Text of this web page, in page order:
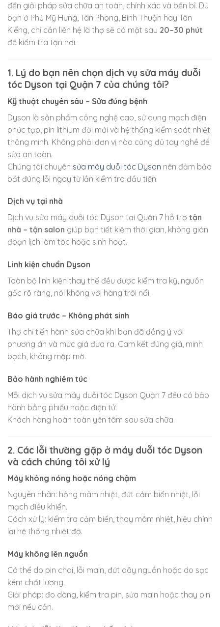
đến giải pháp sửa chữa an toàn, chính xác và bền bỉ. Dù
bạn ở Phú Mỹ Hưng, Tân Phong, Bình Thuận hay Tân
Kiểng, chỉ cần liên hệ là thợ sẽ có mặt sau 20–30 phút
để kiểm tra tận nơi.
1. Lý do bạn nên chọn dịch vụ sửa máy duỗi
tóc Dyson tại Quận 7 của chúng tôi?
Kỹ thuật chuyên sâu – Sửa đúng bệnh
Dyson là sản phẩm công nghệ cao, sử dụng mạch điện
phức tạp, pin lithium đời mới và hệ thống kiểm soát nhiệt
thông minh. Không phải đơn vị nào cũng đủ tay nghề để
sửa an toàn.
Chúng tôi chuyên sửa máy duỗi tóc Dyson nên đảm bảo
bắt đúng lỗi ngay từ lần kiểm tra đầu tiên.
Dịch vụ tại nhà
Dịch vụ sửa máy duỗi tóc Dyson tại Quận 7 hỗ trợ tận
nhà – tận salon giúp bạn tiết kiệm thời gian, không gián
đoạn lịch làm tóc hoặc sinh hoạt.
Linh kiện chuẩn Dyson
Toàn bộ linh kiện thay thế đều được kiểm tra kỹ, nguồn
gốc rõ ràng, nói không với hàng trôi nổi.
Báo giá trước – Không phát sinh
Thợ chỉ tiến hành sửa chữa khi bạn đã đồng ý với
phương án và mức giá đưa ra. Cam kết đúng giá, minh
bạch, không mập mờ.
Bảo hành nghiêm túc
Mỗi dịch vụ sửa máy duỗi tóc Dyson Quận 7 đều có bảo
hành bằng phiếu hoặc điện tử.
Khách hàng hoàn toàn yên tâm sau sửa chữa.
2. Các lỗi thường gặp ở máy duỗi tóc Dyson
và cách chúng tôi xử lý
Máy không nóng hoặc nóng chậm
Nguyên nhân: hỏng mâm nhiệt, đứt cảm biến nhiệt, lỗi
mạch điều khiển.
Cách xử lý: kiểm tra cảm biến, thay mâm nhiệt, hiệu chỉnh
lại hệ thống nhiệt độ.
Máy không lên nguồn
Có thể do pin chai, lỗi main, đứt dây nguồn hoặc do sạc
kém chất lượng.
Giải pháp: đo dòng, kiểm tra pin, sửa main hoặc thay pin
mới nếu cần.